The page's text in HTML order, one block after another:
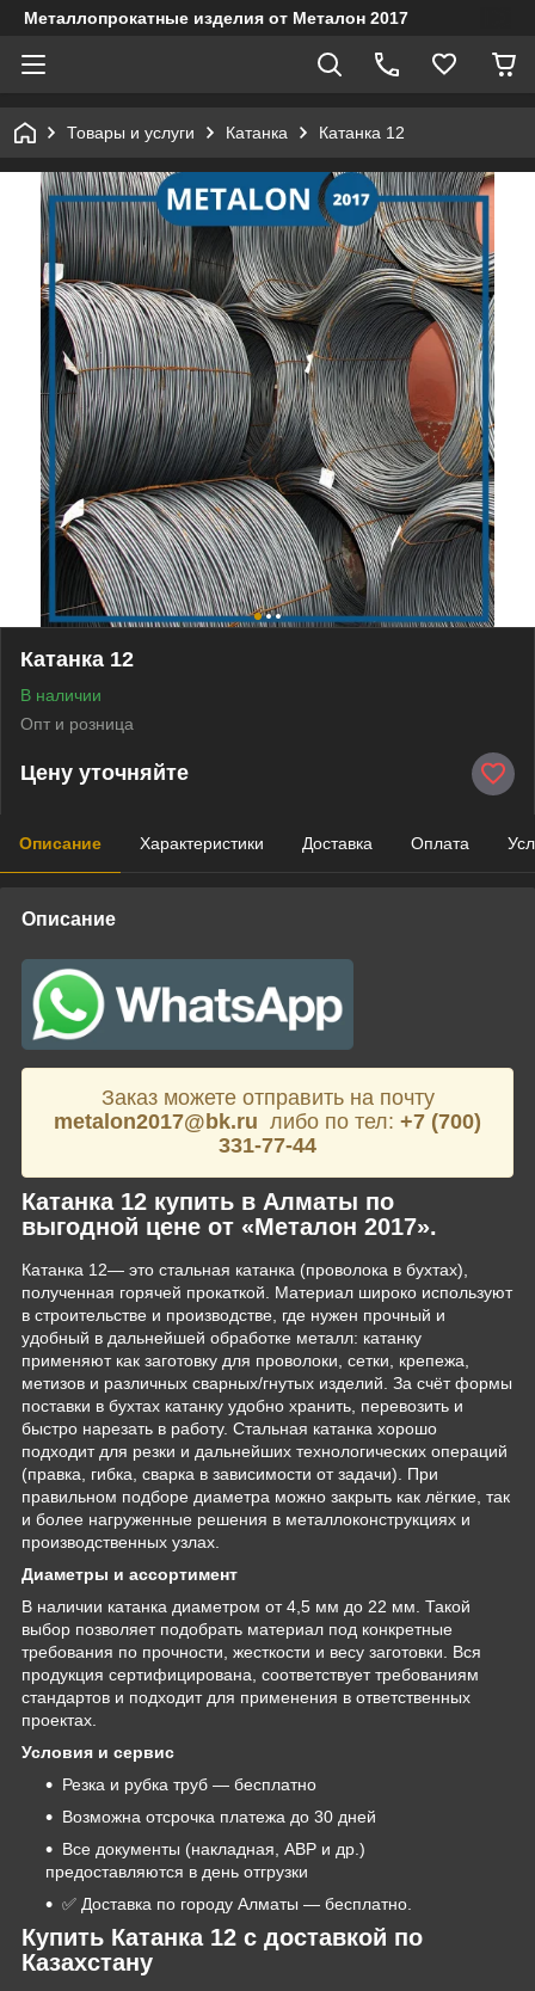
Металлопрокатные изделия от Металон 2017
Товары и услуги Катанка Катанка 12
Катанка 12
В наличии
Опт и розница
Цену уточняйте
Описание Характеристики Доставка Оплата
Описание
Заказ можете отправить на почту
metalon2017@bk.ru либо по тел: +7 (700)
331-77-44
Катанка 12 купить в Алматы по
выгодной цене от «Металон 2017».
Катанка 12— это стальная катанка (проволока в бухтах),
полученная горячей прокаткой. Материал широко используют
в строительстве и производстве, где нужен прочный и
удобный в дальнейшей обработке металл: катанку
применяют как заготовку для проволоки, сетки, крепежа,
метизов и различных сварных/гнутых изделий. За счёт формы
поставки в бухтах катанку удобно хранить, перевозить и
быстро нарезать в работу. Стальная катанка хорошо
подходит для резки и дальнейших технологических операций
(правка, гибка, сварка в зависимости от задачи). При
правильном подборе диаметра можно закрыть как лёгкие, так
и более нагруженные решения в металлоконструкциях и
производственных узлах.
Диаметры и ассортимент
В наличии катанка диаметром от 4,5 мм до 22 мм. Такой
выбор позволяет подобрать материал под конкретные
требования по прочности, жесткости и весу заготовки. Вся
продукция сертифицирована, соответствует требованиям
стандартов и подходит для применения в ответственных
проектах.
Условия и сервис
Резка и рубка труб — бесплатно
Возможна отсрочка платежа до 30 дней
Все документы (накладная, АВР и др.)
предоставляются в день отгрузки
✅ Доставка по городу Алматы — бесплатно.
Купить Катанка 12 с доставкой по
Казахстану